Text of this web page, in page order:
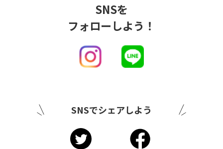
SNSを
フォローしよう！
SNSでシェアしよう